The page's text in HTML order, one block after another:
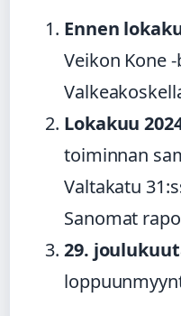
Ennen
Veikon Kone
Lokakuu
toiminnan
Valtakatu
Sanomat
29.